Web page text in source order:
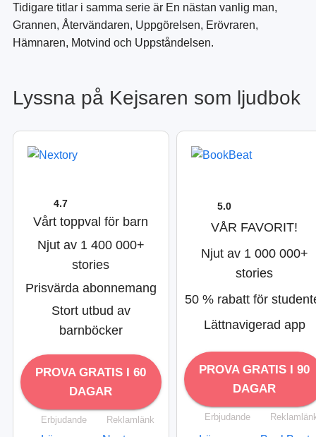
Tidigare titlar i samma serie är En nästan vanlig man,
Grannen, Återvändaren, Uppgörelsen, Erövraren,
Hämnaren, Motvind och Uppståndelsen.
Lyssna på Kejsaren som ljudbok
4.7
Vårt toppval för barn
Njut av 1 400 000+
stories
Prisvärda abonnemang
Stort utbud av
barnböcker
PROVA GRATIS I 60
DAGAR
Erbjudande Reklamlänk
5.0
VÅR FAVORIT!
Njut av 1 000 000+
stories
50 % rabatt för
Lättnavigerad app
PROVA GRATIS I 90
DAGAR
Erbjudande